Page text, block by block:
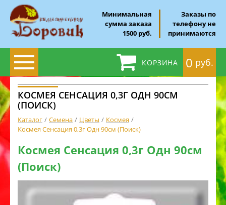
Минимальная
сумма заказа
1500 руб.
Заказы по
телефону не
принимаются
КОРЗИНА 0 руб.
КОСМЕЯ СЕНСАЦИЯ 0,3Г ОДН 90СМ
(ПОИСК)
Каталог Семена Цветы
Космея
Космея Сенсация 0,3г Одн 90см (Поиск)
Космея Сенсация 0,3г Одн 90см
(Поиск)